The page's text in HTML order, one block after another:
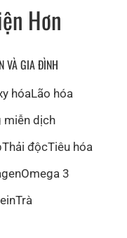
Hơn
VÀ GIA ĐÌNH
hóaLão hóa
miễn dịch
Thải độcTiêu hóa
Omega 3
Trà